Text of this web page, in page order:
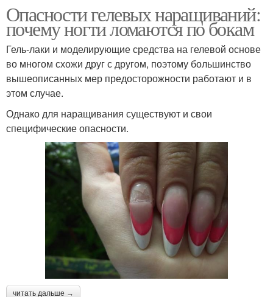
Опасности гелевых наращиваний:
почему ногти ломаются по бокам
Гель-лаки и моделирующие средства на гелевой основе
во многом схожи друг с другом, поэтому большинство
вышеописанных мер предосторожности работают и в
этом случае.
Однако для наращивания существуют и свои
специфические опасности.
читать дальше →